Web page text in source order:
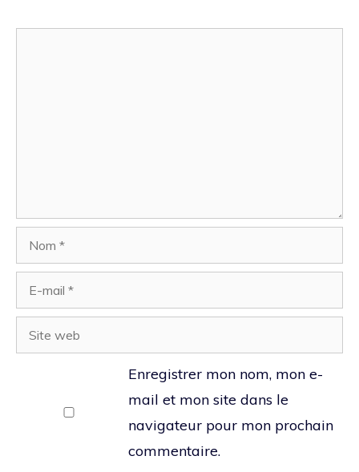
Nom
mail
Site
web
Enregistrer mon nom, mon e-
mail et mon site dans le
navigateur pour mon prochain
commentaire.